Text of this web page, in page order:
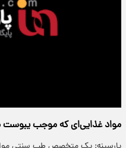
مواد غذایی‌ای که موجب